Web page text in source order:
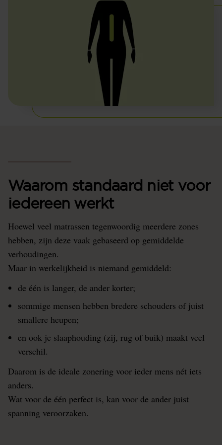
Waarom standaard niet voor
iedereen werkt
Hoewel veel matrassen tegenwoordig meerdere zones
hebben, zijn deze vaak gebaseerd op gemiddelde
verhoudingen.
Maar in werkelijkheid is niemand gemiddeld:
de één is langer, de ander korter;
sommige mensen hebben bredere schouders of juist
smallere heupen;
en ook je slaaphouding (zij, rug of buik) maakt veel
verschil.
Daarom is de ideale zonering voor ieder mens nét iets
anders.
Wat voor de één perfect is, kan voor de ander juist
spanning veroorzaken.